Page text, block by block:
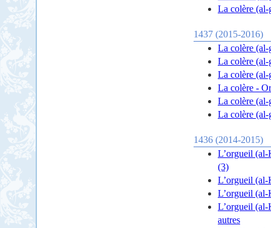
La colère (al-
1437 (2015-2016)
La colère (al-
La colère (al-
La colère (al-
La colère -
La colère
La colère (al-
1436 (2014-2015)
L’orgueil (al-
(3)
L’orgueil (al-
L’orgueil (al-
L’orgueil (al-
autres